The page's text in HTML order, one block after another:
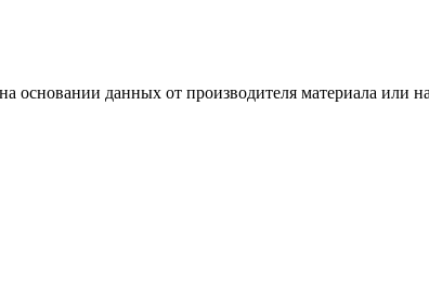
основании данных от производителя материала